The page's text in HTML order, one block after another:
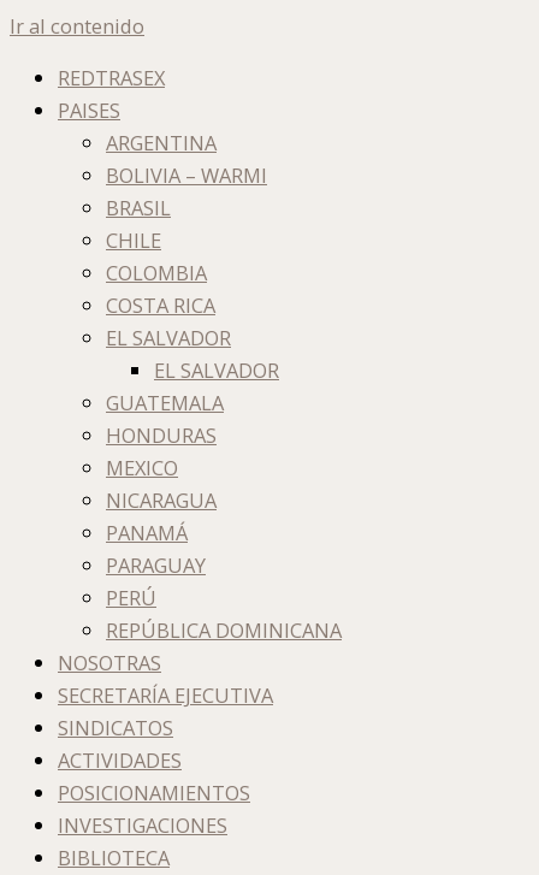
Ir al contenido
REDTRASEX
PAISES
ARGENTINA
BOLIVIA – WARMI
BRASIL
CHILE
COLOMBIA
COSTA RICA
EL SALVADOR
EL SALVADOR
GUATEMALA
HONDURAS
MEXICO
NICARAGUA
PANAMÁ
PARAGUAY
PERÚ
REPÚBLICA DOMINICANA
NOSOTRAS
SECRETARÍA EJECUTIVA
SINDICATOS
ACTIVIDADES
POSICIONAMIENTOS
INVESTIGACIONES
BIBLIOTECA